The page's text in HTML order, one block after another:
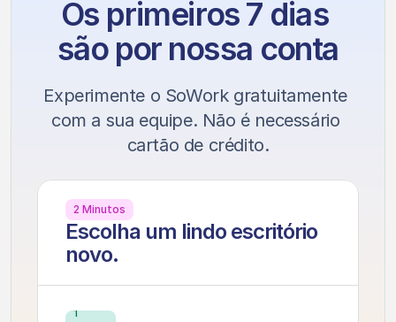
Os primeiros 7 dias
são por nossa conta
Experimente o SoWork gratuitamente
com a sua equipe. Não é necessário
cartão de crédito.
2 Minutos
Escolha um lindo escritório
novo.
1